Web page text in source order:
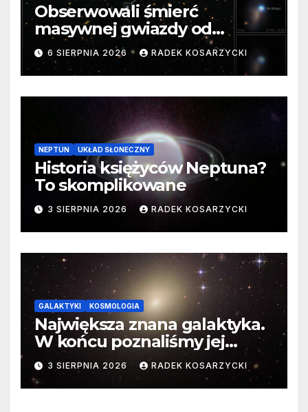
Obserwowali śmierć
masywnej gwiazdy od
samego początku. Niezwykle
cenne dane
6 SIERPNIA 2026 RADEK KOSARZYCKI
NEPTUN UKŁAD SŁONECZNY
Historia księżyców Neptuna?
To skomplikowane
3 SIERPNIA 2026 RADEK KOSARZYCKI
GALAKTYKI KOSMOLOGIA
Największa znana galaktyka.
W końcu poznaliśmy jej
faktyczne wymiary
3 SIERPNIA 2026 RADEK KOSARZYCKI